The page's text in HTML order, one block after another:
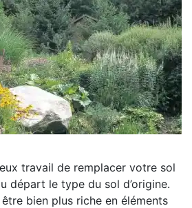
travail de remplacer votre sol
départ le type du sol d’origine.
bien plus riche en éléments